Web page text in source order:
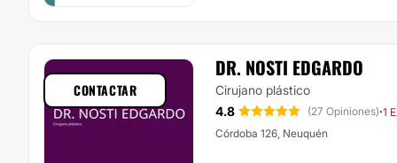
DR. NOSTI EDGARDO
Cirujano plástico
4.8
(27 Opiniones)·1
Córdoba 126, Neuquén
CONTACTAR